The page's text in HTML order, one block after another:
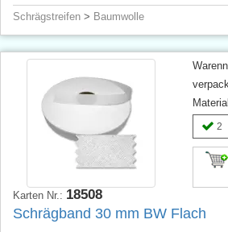
Schrägstreifen > Baumwolle
2
Karten Nr.: 18508
Schrägband 30 mm BW Flach